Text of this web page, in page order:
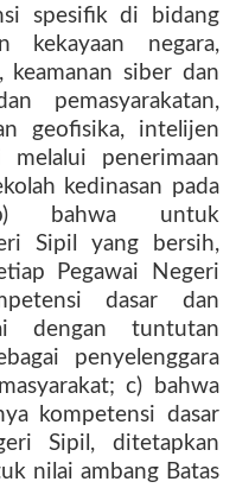
spesifik di bidang
kekayaan negara,
keamanan siber dan
pemasyarakatan,
geofisika, intelijen
penerimaan
kedinasan pada
b) bahwa untuk
Sipil yang bersih,
Pegawai Negeri
dasar dan
dengan tuntutan
penyelenggara
c) bahwa
kompetensi dasar
Sipil, ditetapkan
nilai ambang Batas